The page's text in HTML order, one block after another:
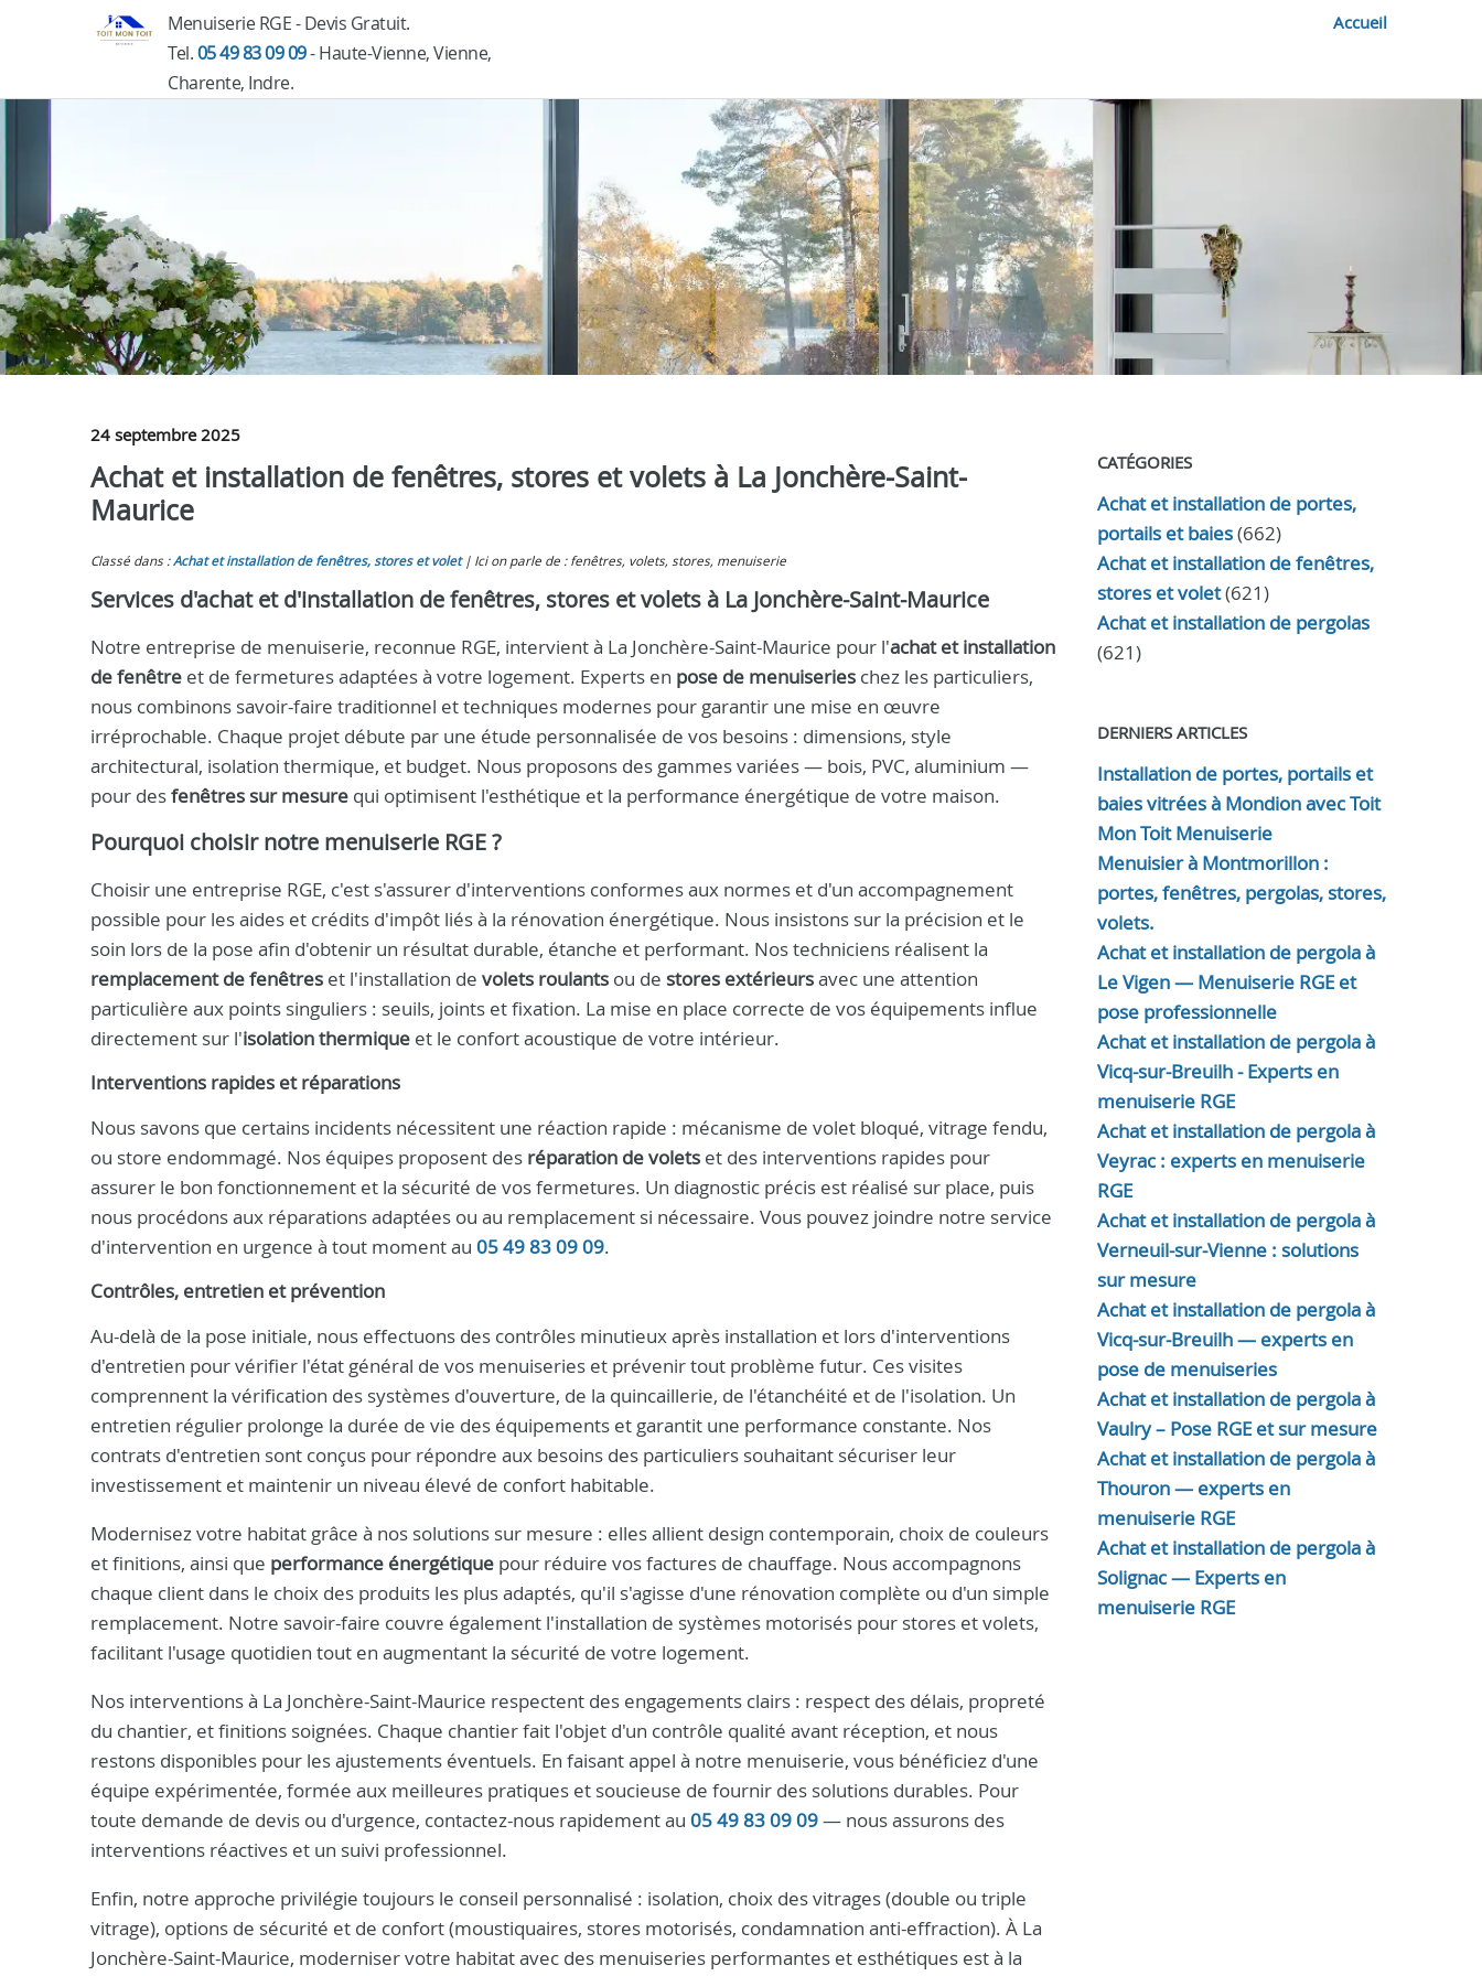
Menuiserie RGE - Devis Gratuit.
Tel.05 49 83 09 09- Haute-Vienne, Vienne,
Charente, Indre.
Accueil
24 septembre 2025
Achat et installation de fenêtres, stores et volets à La Jonchère-Saint-
Maurice
Classé dans :Achat et installation de fenêtres, stores et volet Ici on parle de : fenêtres, volets, stores, menuiserie
Services d'achat et d'installation de fenêtres, stores et volets à La Jonchère-Saint-Maurice
Notre entreprise de menuiserie, reconnue RGE, intervient à La Jonchère-Saint-Maurice pour l'achat et installation
de fenêtre et de fermetures adaptées à votre logement. Experts en pose de menuiseries chez les particuliers,
nous combinons savoir-faire traditionnel et techniques modernes pour garantir une mise en œuvre
irréprochable. Chaque projet débute par une étude personnalisée de vos besoins : dimensions, style
architectural, isolation thermique, et budget. Nous proposons des gammes variées — bois, PVC, aluminium —
pour desfenêtres sur mesure qui optimisent l'esthétique et la performance énergétique de votre maison.
Pourquoi choisir notre menuiserie RGE ?
Choisir une entreprise RGE, c'est s'assurer d'interventions conformes aux normes et d'un accompagnement
possible pour les aides et crédits d'impôt liés à la rénovation énergétique. Nous insistons sur la précision et le
soin lors de la pose afin d'obtenir un résultat durable, étanche et performant. Nos techniciens réalisent la
remplacement de fenêtres et l'installation de volets roulants ou de stores extérieursavec une attention
particulière aux points singuliers : seuils, joints et fixation. La mise en place correcte de vos équipements influe
directement sur l'isolation thermique et le confort acoustique de votre intérieur.
Interventions rapides et réparations
Nous savons que certains incidents nécessitent une réaction rapide : mécanisme de volet bloqué, vitrage fendu,
ou store endommagé. Nos équipes proposent des réparation de volets et des interventions rapides pour
assurer le bon fonctionnement et la sécurité de vos fermetures. Un diagnostic précis est réalisé sur place, puis
nous procédons aux réparations adaptées ou au remplacement si nécessaire. Vous pouvez joindre notre service
d'intervention en urgence à tout moment au 05 49 83 09 09.
Contrôles, entretien et prévention
Au-delà de la pose initiale, nous effectuons des contrôles minutieux après installation et lors d'interventions
d'entretien pour vérifier l'état général de vos menuiseries et prévenir tout problème futur. Ces visites
comprennent la vérification des systèmes d'ouverture, de la quincaillerie, de l'étanchéité et de l'isolation. Un
entretien régulier prolonge la durée de vie des équipements et garantit une performance constante. Nos
contrats d'entretien sont conçus pour répondre aux besoins des particuliers souhaitant sécuriser leur
investissement et maintenir un niveau élevé de confort habitable.
Modernisez votre habitat grâce à nos solutions sur mesure : elles allient design contemporain, choix de couleurs
et finitions, ainsi que performance énergétique pour réduire vos factures de chauffage. Nous accompagnons
chaque client dans le choix des produits les plus adaptés, qu'il s'agisse d'une rénovation complète ou d'un simple
remplacement. Notre savoir-faire couvre également l'installation de systèmes motorisés pour stores et volets,
facilitant l'usage quotidien tout en augmentant la sécurité de votre logement.
Nos interventions à La Jonchère-Saint-Maurice respectent des engagements clairs : respect des délais, propreté
du chantier, et finitions soignées. Chaque chantier fait l'objet d'un contrôle qualité avant réception, et nous
restons disponibles pour les ajustements éventuels. En faisant appel à notre menuiserie, vous bénéficiez d'une
équipe expérimentée, formée aux meilleures pratiques et soucieuse de fournir des solutions durables. Pour
toute demande de devis ou d'urgence, contactez-nous rapidement au 05 49 83 09 09— nous assurons des
interventions réactives et un suivi professionnel.
Enfin, notre approche privilégie toujours le conseil personnalisé : isolation, choix des vitrages (double ou triple
vitrage), options de sécurité et de confort (moustiquaires, stores motorisés, condamnation anti-effraction). À La
Jonchère-Saint-Maurice, moderniser votre habitat avec des menuiseries performantes et esthétiques est à la
CATÉGORIES
Achat et installation de portes,
portails et baies(662)
Achat et installation de fenêtres,
stores et volet(621)
Achat et installation de pergolas
(621)
DERNIERS ARTICLES
Installation de portes, portails et
baies vitrées à Mondion avec Toit
Mon Toit Menuiserie
Menuisier à Montmorillon :
portes, fenêtres, pergolas, stores,
volets.
Achat et installation de pergola à
Le Vigen — Menuiserie RGE et
pose professionnelle
Achat et installation de pergola à
Vicq-sur-Breuilh - Experts en
menuiserie RGE
Achat et installation de pergola à
Veyrac : experts en menuiserie
RGE
Achat et installation de pergola à
Verneuil-sur-Vienne : solutions
sur mesure
Achat et installation de pergola à
Vicq-sur-Breuilh — experts en
pose de menuiseries
Achat et installation de pergola à
Vaulry – Pose RGE et sur mesure
Achat et installation de pergola à
Thouron — experts en
menuiserie RGE
Achat et installation de pergola à
Solignac — Experts en
menuiserie RGE